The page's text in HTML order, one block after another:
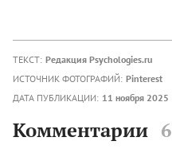
ТЕКСТ: Редакция Psychologies.ru
ИСТОЧНИК ФОТОГРАФИЙ: Pinterest
ДАТА ПУБЛИКАЦИИ: 11 ноября 2025
Комментарии 6